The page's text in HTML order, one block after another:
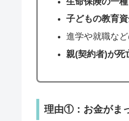
子どもの教育
進学や就職な
親(契約者)が死
理由①：お金がま